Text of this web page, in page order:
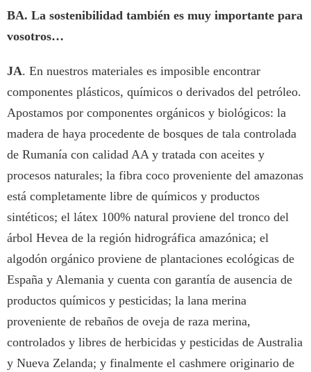
BA. La sostenibilidad también es muy importante para
vosotros…
JA. En nuestros materiales es imposible encontrar
componentes plásticos, químicos o derivados del petróleo.
Apostamos por componentes orgánicos y biológicos: la
madera de haya procedente de bosques de tala controlada
de Rumanía con calidad AA y tratada con aceites y
procesos naturales; la fibra coco proveniente del amazonas
está completamente libre de químicos y productos
sintéticos; el látex 100% natural proviene del tronco del
árbol Hevea de la región hidrográfica amazónica; el
algodón orgánico proviene de plantaciones ecológicas de
España y Alemania y cuenta con garantía de ausencia de
productos químicos y pesticidas; la lana merina
proveniente de rebaños de oveja de raza merina,
controlados y libres de herbicidas y pesticidas de Australia
y Nueva Zelanda; y finalmente el cashmere originario de